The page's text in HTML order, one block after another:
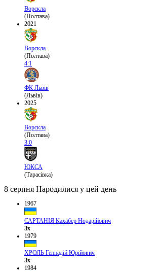
Ворскла
(Полтава)
2021
Ворскла
(Полтава)
4:1
ФК Львів
(Львів)
2025
Ворскла
(Полтава)
3:0
ЮКСА
(Тарасівка)
8 серпня Народилися у цей день
1967
САРТАНІЯ Кахабер Нодарійович
Зх
1979
ХРОЛЬ Геннадій Юрійович
Зх
1984